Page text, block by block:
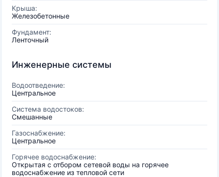
Крыша:
Железобетонные
Фундамент:
Ленточный
Инженерные системы
Водоотведение:
Центральное
Система водостоков:
Смешанные
Газоснабжение:
Центральное
Горячее водоснабжение:
Открытая с отбором сетевой воды на горячее
водоснабжение из тепловой сети